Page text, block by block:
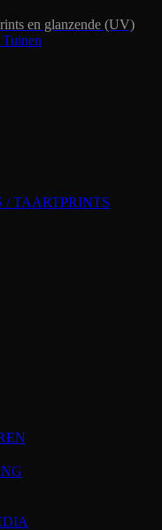
en glanzende (UV)
TAARTPRINTS